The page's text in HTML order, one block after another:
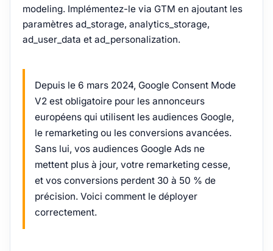
modeling. Implémentez-le via GTM en ajoutant les
paramètres ad_storage, analytics_storage,
ad_user_data et ad_personalization.
Depuis le 6 mars 2024, Google Consent Mode
V2 est obligatoire pour les annonceurs
européens qui utilisent les audiences Google,
le remarketing ou les conversions avancées.
Sans lui, vos audiences Google Ads ne
mettent plus à jour, votre remarketing cesse,
et vos conversions perdent 30 à 50 % de
précision. Voici comment le déployer
correctement.